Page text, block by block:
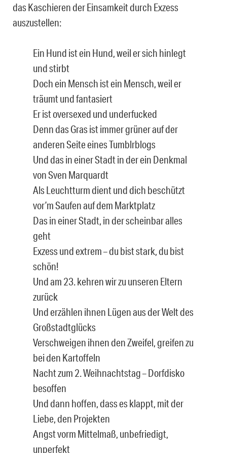
das Kaschieren der Einsamkeit durch Exzess
auszustellen:
Ein Hund ist ein Hund, weil er sich hinlegt
und stirbt
Doch ein Mensch ist ein Mensch, weil er
träumt und fantasiert
Er ist oversexed und underfucked
Denn das Gras ist immer grüner auf der
anderen Seite eines Tumblrblogs
Und das in einer Stadt in der ein Denkmal
von Sven Marquardt
Als Leuchtturm dient und dich beschützt
vor’m Saufen auf dem Marktplatz
Das in einer Stadt, in der scheinbar alles
geht
Exzess und extrem – du bist stark, du bist
schön!
Und am 23. kehren wir zu unseren Eltern
zurück
Und erzählen ihnen Lügen aus der Welt des
Großstadtglücks
Verschweigen ihnen den Zweifel, greifen zu
bei den Kartoffeln
Nacht zum 2. Weihnachtstag – Dorfdisko
besoffen
Und dann hoffen, dass es klappt, mit der
Liebe, den Projekten
Angst vorm Mittelmaß, unbefriedigt,
unperfekt